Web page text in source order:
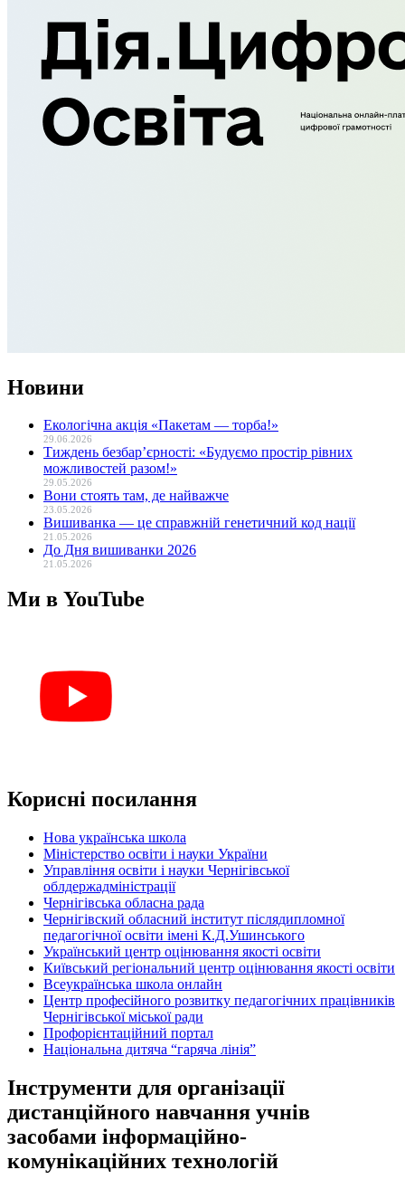
Новини
Екологічна акція «Пакетам — торба!»
29.06.2026
Тиждень безбар’єрності: «Будуємо простір рівних
можливостей разом!»
29.05.2026
Вони стоять там, де найважче
23.05.2026
Вишиванка — це справжній генетичний код нації
21.05.2026
До Дня вишиванки 2026
21.05.2026
Ми в YouTube
Корисні посилання
Нова українська школа
Міністерство освіти і науки України
Управління освіти і науки Чернігівської
облдержадміністрації
Чернігівська обласна рада
Чернігівский обласний інститут післядипломної
педагогічної освіти імені К.Д.Ушинського
Український центр оцінювання якості освіти
Київський регіональний центр оцінювання якості освіти
Всеукраїнська школа онлайн
Центр професійного розвитку педагогічних працівників
Чернігівської міської ради
Профорієнтаційний портал
Національна дитяча “гаряча лінія”
Інструменти для організації
дистанційного навчання учнів
засобами інформаційно-
комунікаційних технологій